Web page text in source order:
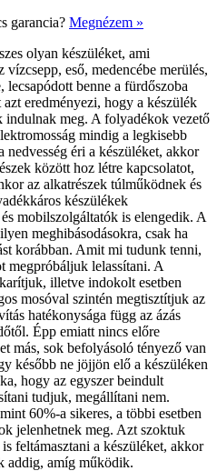
garancia? Megnézem »
olyan készüléket, ami
vízcsepp, eső, medencébe merülés,
benne a fürdőszoba
eredményezi, hogy a készülék
indulnak meg. A folyadékok vezető
mindig a legkisebb
éri a készüléket, akkor
között hoz létre kapcsolatot,
az alkatrészek túlműködnek és
készülékek
mobilszolgáltatók is elengedik. A
meghibásodásokra, csak ha
korábban. Amit mi tudunk tenni,
megpróbáljuk lelassítani. A
illetve indokolt esetben
mosóval szintén megtisztítjuk az
hatékonysága függ az ázás
Épp emiatt nincs előre
más, sok befolyásoló tényező van
később ne jöjjön elő a készüléken
hogy az egyszer beindult
tudjuk, megállítani nem.
60%-a sikeres, a többi esetben
jelenhetnek meg. Azt szoktuk
feltámasztani a készüléket, akkor
addig, amíg működik.